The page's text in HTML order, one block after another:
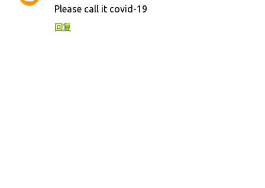
Please call it covid-19
回复